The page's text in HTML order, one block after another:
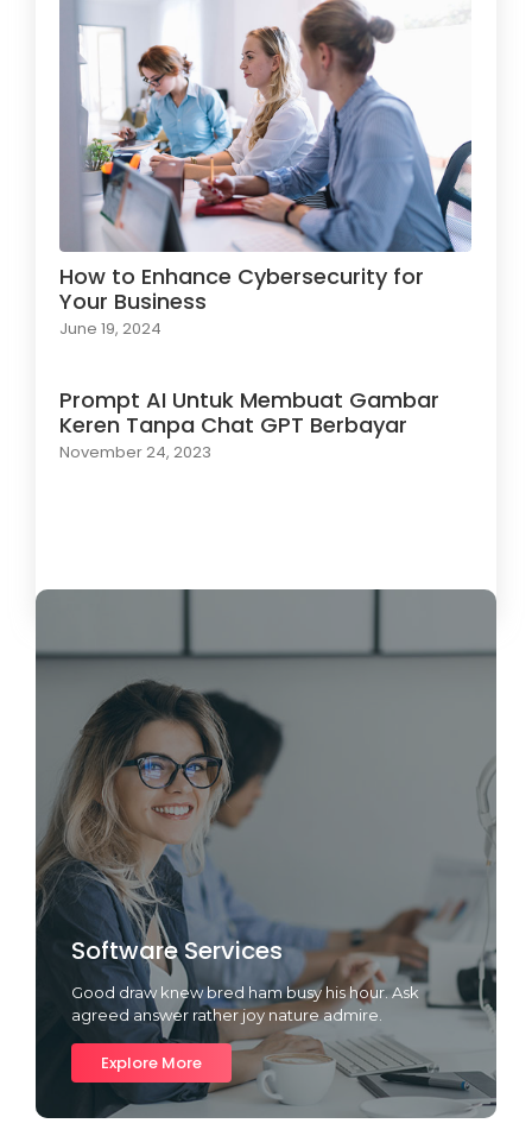
How to Enhance Cybersecurity for
Your Business
June 19, 2024
Prompt AI Untuk Membuat Gambar
Keren Tanpa Chat GPT Berbayar
November 24, 2023
Software Services
Good draw knew bred ham busy his hour. Ask
agreed answer rather joy nature admire.
Explore More